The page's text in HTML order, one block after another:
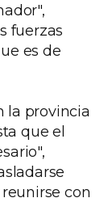
fuerzas
es de
la provincia
que el
con